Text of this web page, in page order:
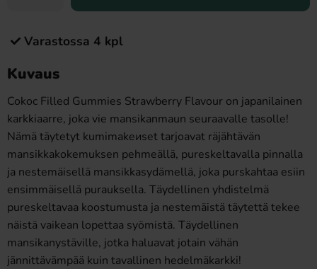
Varastossa 4 kpl
Kuvaus
Cokoc Filled Gummies Strawberry Flavour on japanilainen
karkkiaarre, joka vie mansikanmaun seuraavalle tasolle!
Nämä täytetyt kumimakeиset tarjoavat räjähtävän
mansikkakokemuksen pehmeällä, pureskeltavalla pinnalla
ja nestemäisellä mansikkasydämellä, joka purskahtaa esiin
ensimmäisellä purauksella. Täydellinen yhdistelmä
pureskeltavaa koostumusta ja nestemäistä täytettä tekee
näistä vaikean lopettaa syömistä. Täydellinen
mansikanystäville, jotka haluavat jotain vähän
jännittävämpää kuin tavallinen hedelmäkarkki!